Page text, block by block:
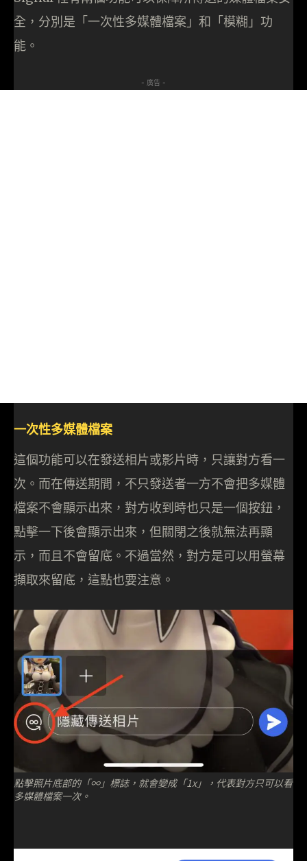
全，分別是「一次性多媒體檔案」和「模糊」功
能。
- 廣告 -
一次性多媒體檔案
這個功能可以在發送相片或影片時，只讓對方看一
次。而在傳送期間，不只發送者一方不會把多媒體
檔案不會顯示出來，對方收到時也只是一個按鈕，
點擊一下後會顯示出來，但關閉之後就無法再顯
示，而且不會留底。不過當然，對方是可以用螢幕
擷取來留底，這點也要注意。
點擊照片底部的「∞」標誌，就會變成「1x」，代表對方只可以看
多媒體檔案一次。